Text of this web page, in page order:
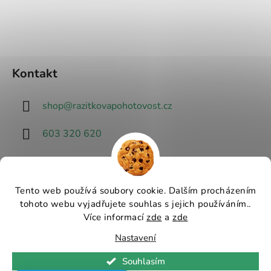
Tento web používá soubory cookie. Dalším procházením
tohoto webu vyjadřujete souhlas s jejich používáním..
Více informací zde a zde
Nastavení
Souhlasím
Kontakt
shop@razitkovapohotovost.cz
603 320 620
Návrhář designu
Vytvořil Shoptet
Razítková pohotovost - nejlevnější